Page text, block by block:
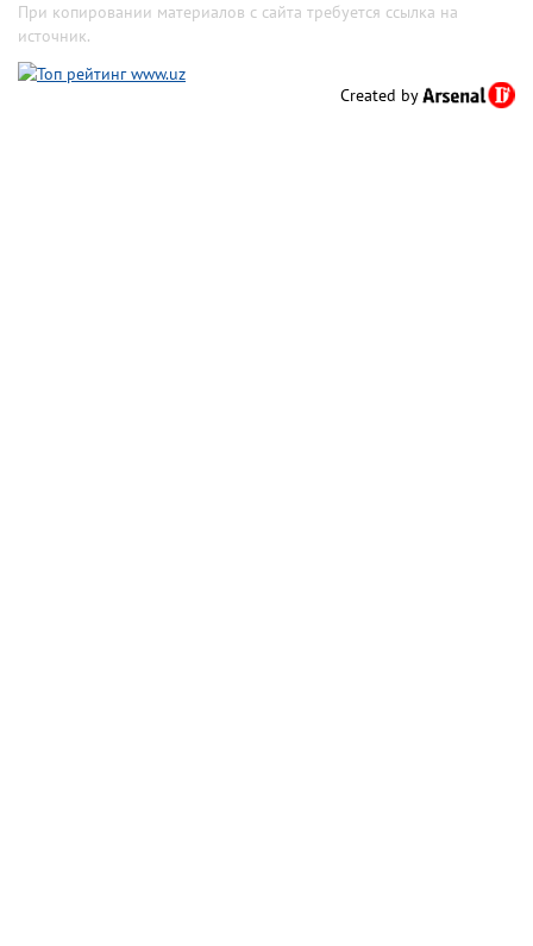
При копировании материалов с сайта требуется ссылка на
источник.
Created by